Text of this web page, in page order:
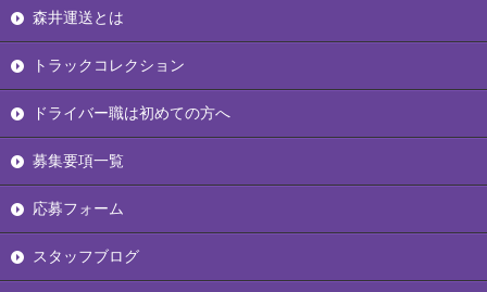
森井運送とは
トラックコレクション
ドライバー職は初めての方へ
募集要項一覧
応募フォーム
スタッフブログ